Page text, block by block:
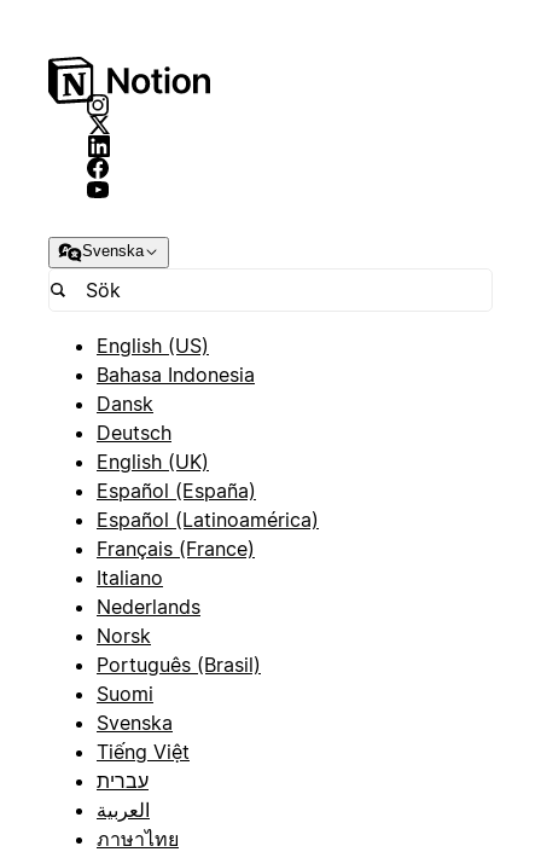
Svenska
English (US)
Bahasa Indonesia
Dansk
Deutsch
English (UK)
Español (España)
Español (Latinoamérica)
Français (France)
Italiano
Nederlands
Norsk
Português (Brasil)
Suomi
Svenska
Tiếng Việt
עברית
العربية
ภาษาไทย